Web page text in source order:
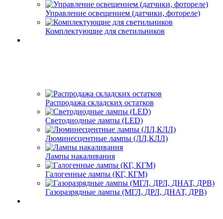
Управление освещением (датчики, фотореле)
Комплектующие для светильников
Распродажа складских остатков
Светодиодные лампы (LED)
Люминесцентные лампы (ЛЛ,КЛЛ)
Лампы накаливания
Галогенные лампы (КГ, КГМ)
Газоразрядные лампы (МГЛ, ДРЛ, ДНАТ, ДРВ)